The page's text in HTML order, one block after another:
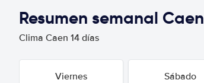
Resumen semanal Caen
Clima Caen 14 días
Viernes Sábado